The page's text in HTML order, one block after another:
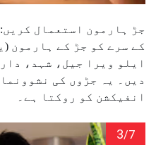
جڑ ہارمون استعمال
کے سرے کو جڑ کے ہارمون
ایلو ویرا جیل، شہد،
دیں۔ یہ جڑوں کی
انفیکشن کو روکتا ہے۔
3/7